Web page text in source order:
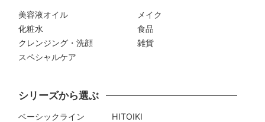
美容液オイル
化粧水
クレンジング・洗顔
スペシャルケア
メイク
食品
雑貨
シリーズから選ぶ
ベーシックライン
HITOIKI